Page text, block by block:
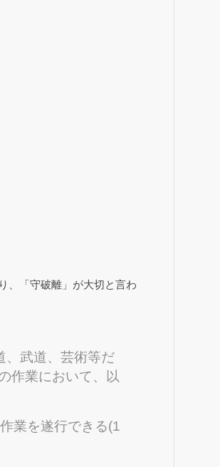
、「守破離」が大切と言わ
、武道、芸術等だ
作業において、以
業を遂行できる(1